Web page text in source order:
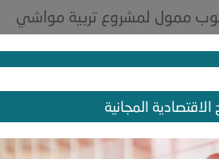
المجانية
ممول لمشروع تربية مواشي
العنوان :مصر-القاهرة-مصر الجديدة
يحتاج إلي :رأس المال